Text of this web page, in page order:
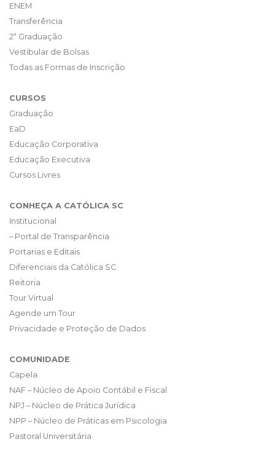
ENEM
Transferência
2ª Graduação
Vestibular de Bolsas
Todas as Formas de Inscrição
CURSOS
Graduação
EaD
Educação Corporativa
Educação Executiva
Cursos Livres
CONHEÇA A CATÓLICA SC
Institucional
– Portal de Transparência
Portarias e Editais
Diferenciais da Católica SC
Reitoria
Tour Virtual
Agende um Tour
Privacidade e Proteção de Dados
COMUNIDADE
Capela
NAF – Núcleo de Apoio Contábil e Fiscal
NPJ – Núcleo de Prática Jurídica
NPP – Núcleo de Práticas em Psicologia
Pastoral Universitária